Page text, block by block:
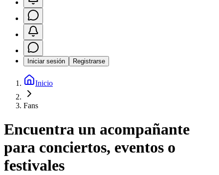
Iniciar sesión Registrarse
Inicio
Fans
Encuentra un acompañante
para conciertos, eventos o
festivales